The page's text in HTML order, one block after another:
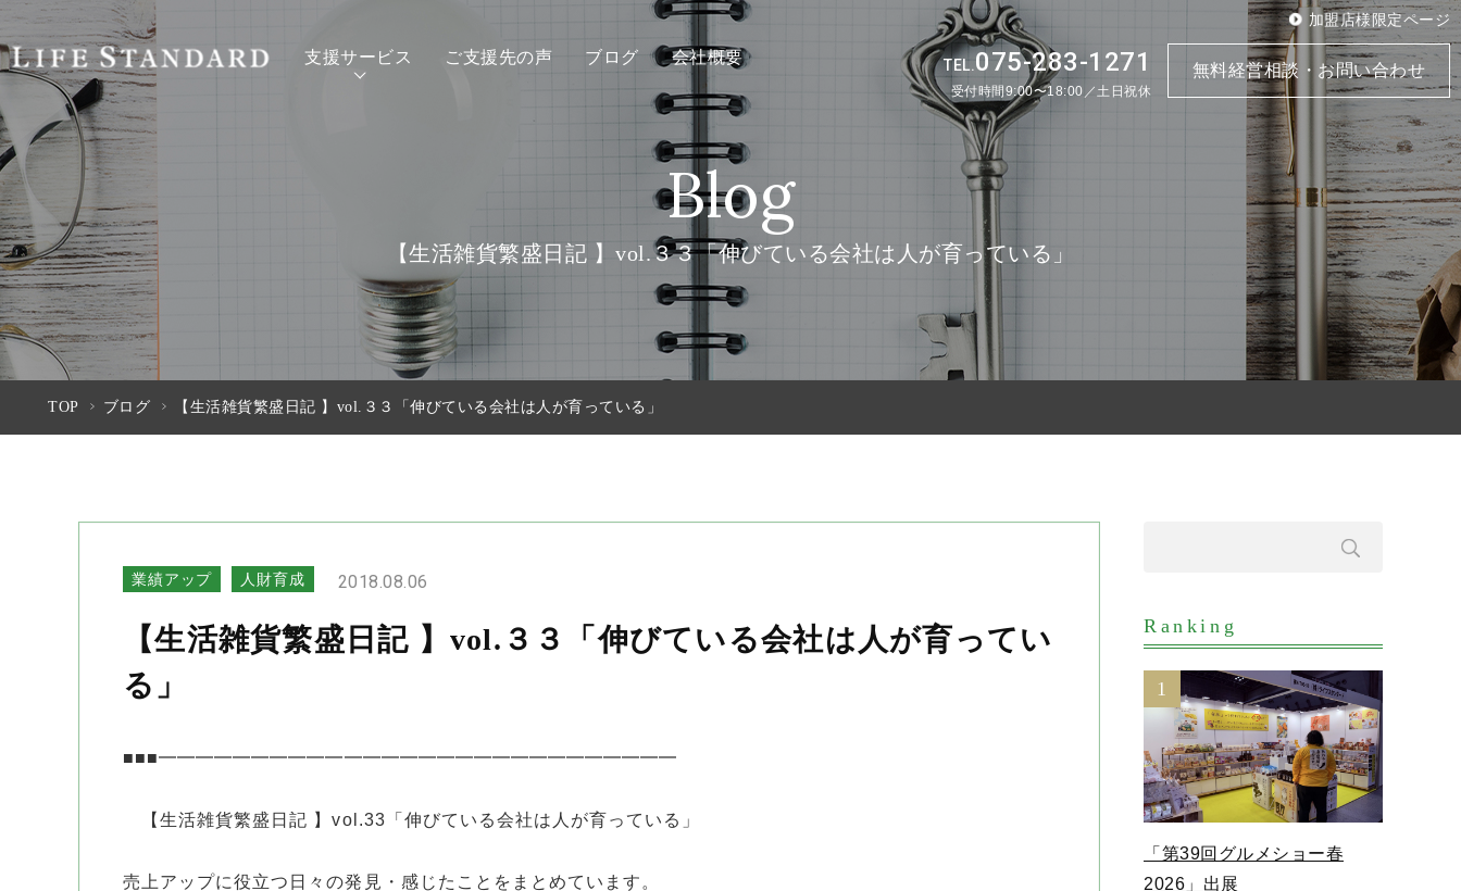
加盟店様限定ページ
支援サービス ご支援先の声 ブログ 会社概要 TEL.075-283-1271
受付時間9:00〜18:00／土日祝休
無料経営相談・お問い合わせ
Blog
【生活雑貨繁盛日記 】vol.３３「伸びている会社は人が育っている」
TOP ブログ 【生活雑貨繁盛日記 】vol.３３「伸びている会社は人が育っている」
業績アップ 人財育成 2018.08.06
【生活雑貨繁盛日記 】vol.３３「伸びている会社は人が育ってい
る」
■■■━━━━━━━━━━━━━━━━━━━━━━━━━━━━
【生活雑貨繁盛日記 】vol.33「伸びている会社は人が育っている」
売上アップに役立つ日々の発見・感じたことをまとめています。
Ranking
1
「第39回グルメショー春
2026」出展